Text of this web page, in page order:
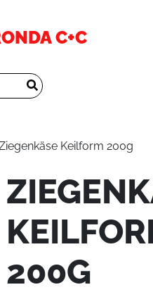
C+C
Keilform 200g
200G